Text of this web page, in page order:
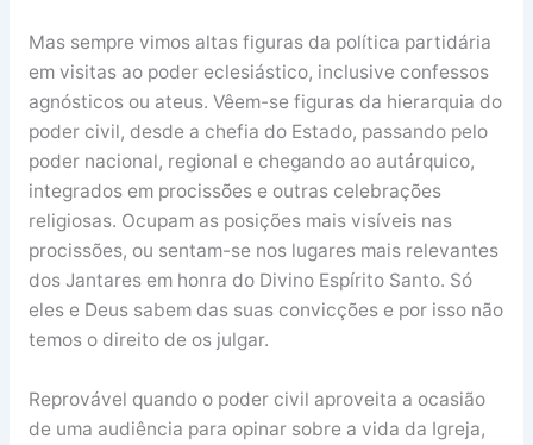
Mas sempre vimos altas figuras da política partidária
em visitas ao poder eclesiástico, inclusive confessos
agnósticos ou ateus. Vêem-se figuras da hierarquia do
poder civil, desde a chefia do Estado, passando pelo
poder nacional, regional e chegando ao autárquico,
integrados em procissões e outras celebrações
religiosas. Ocupam as posições mais visíveis nas
procissões, ou sentam-se nos lugares mais relevantes
dos Jantares em honra do Divino Espírito Santo. Só
eles e Deus sabem das suas convicções e por isso não
temos o direito de os julgar.
Reprovável quando o poder civil aproveita a ocasião
de uma audiência para opinar sobre a vida da Igreja,